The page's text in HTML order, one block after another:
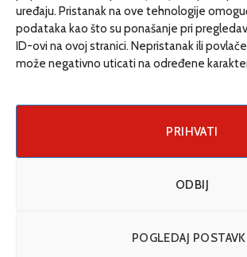
uređaju. Pristanak na ove tehnologije
podataka kao što su ponašanje pri
ID-ovi na ovoj stranici. Nepristanak ili
može negativno uticati na određene
PRIHVATI
ODBIJ
POGLEDAJ
Dosije
Drugi pišu
Društvo